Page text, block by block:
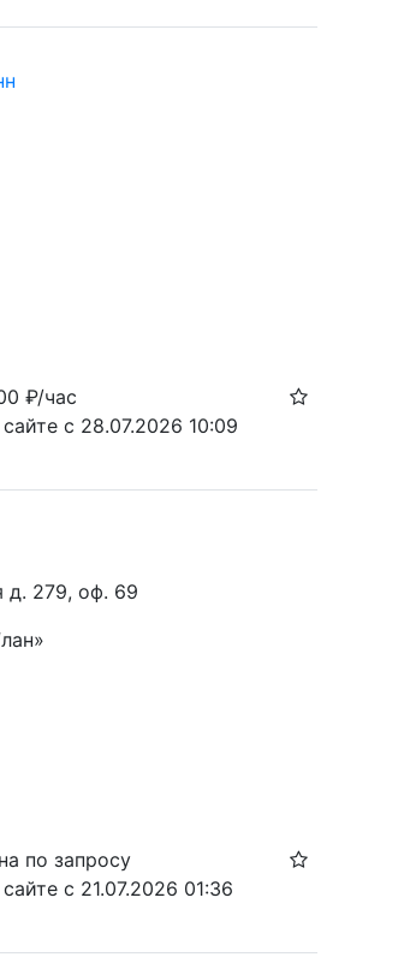
₽/час
с 28.07.2026 10:09
д. 279, оф. 69
по запросу
с 21.07.2026 01:36